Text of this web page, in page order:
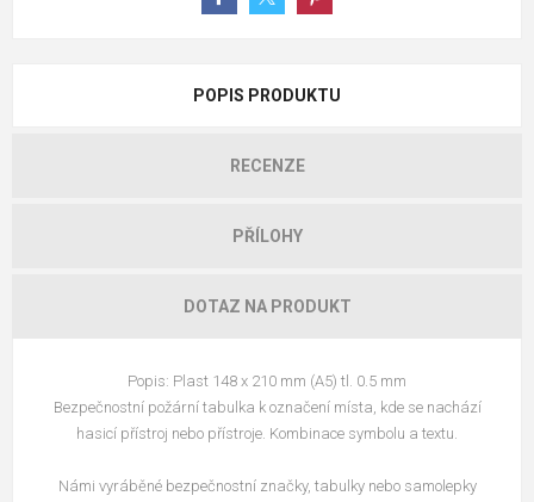
POPIS PRODUKTU
RECENZE
PŘÍLOHY
DOTAZ NA PRODUKT
Popis: Plast 148 x 210 mm (A5) tl. 0.5 mm
Bezpečnostní požární tabulka k označení místa, kde se nachází
hasicí přístroj nebo přístroje. Kombinace symbolu a textu.
Námi vyráběné bezpečnostní značky, tabulky nebo samolepky